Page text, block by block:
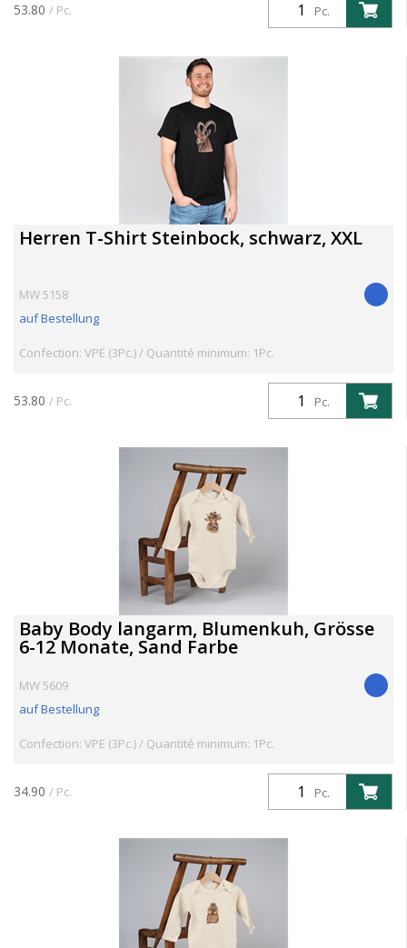
Pc.
53.80 / Pc.
Herren T-Shirt Steinbock, schwarz, XXL
MW 5158
auf Bestellung
Confection: VPE (3Pc.) / Quantité minimum: 1Pc.
Pc.
53.80 / Pc.
Baby Body langarm, Blumenkuh, Grösse
6-12 Monate, Sand Farbe
MW 5609
auf Bestellung
Confection: VPE (3Pc.) / Quantité minimum: 1Pc.
Pc.
34.90 / Pc.